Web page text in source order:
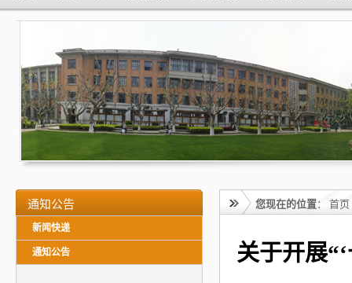
通知公告
新闻快递
通知公告
您现在的位置： 首页
关于开展